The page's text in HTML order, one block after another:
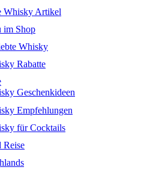
Whisky Artikel
im Shop
Whisky
Rabatte
Geschenkideen
Empfehlungen
für Cocktails
Reise